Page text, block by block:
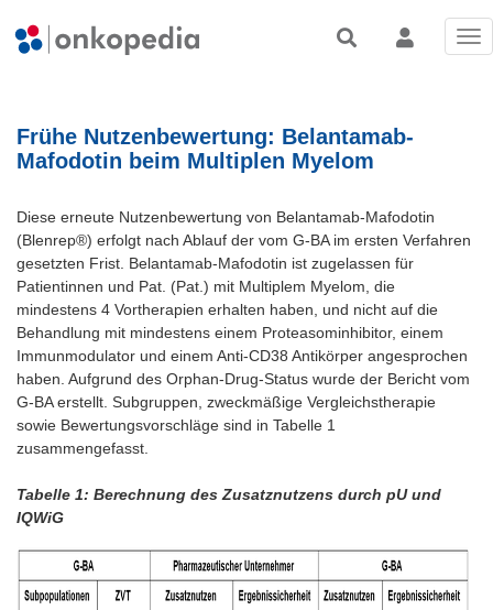
Frühe Nutzenbewertung: Belantamab-
Mafodotin beim Multiplen Myelom
Diese erneute Nutzenbewertung von Belantamab-Mafodotin
(Blenrep®) erfolgt nach Ablauf der vom G-BA im ersten Verfahren
gesetzten Frist. Belantamab-Mafodotin ist zugelassen für
Patientinnen und Pat. (Pat.) mit Multiplem Myelom, die
mindestens 4 Vortherapien erhalten haben, und nicht auf die
Behandlung mit mindestens einem Proteasominhibitor, einem
Immunmodulator und einem Anti-CD38 Antikörper angesprochen
haben. Aufgrund des Orphan-Drug-Status wurde der Bericht vom
G-BA erstellt. Subgruppen, zweckmäßige Vergleichstherapie
sowie Bewertungsvorschläge sind in Tabelle 1
zusammengefasst.
Tabelle 1: Berechnung des Zusatznutzens durch pU und
IQWiG